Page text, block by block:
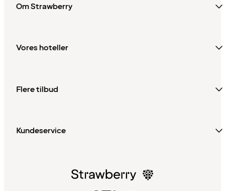
Om Strawberry
Vores hoteller
Flere tilbud
Kundeservice